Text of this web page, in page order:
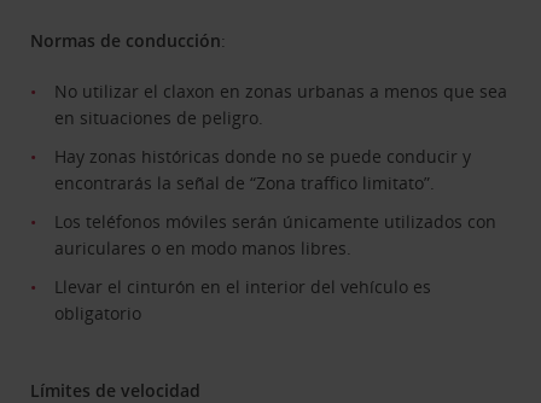
Normas de conducción:
No utilizar el claxon en zonas urbanas a menos que sea
en situaciones de peligro.
Hay zonas históricas donde no se puede conducir y
encontrarás la señal de “Zona traffico limitato”.
Los teléfonos móviles serán únicamente utilizados con
auriculares o en modo manos libres.
Llevar el cinturón en el interior del vehículo es
obligatorio
Límites de velocidad